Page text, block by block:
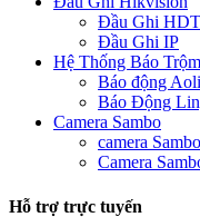
Đầu Ghi
Đầu Ghi IP
Hệ Thống Báo Trộm
Báo động
Báo Động
Camera Sambo
camera
Camera
Hỗ trợ trực tuyến